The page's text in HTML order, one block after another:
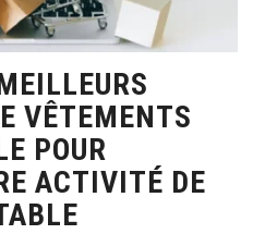
VÊTEMENTS
POUR
ACTIVITÉ DE